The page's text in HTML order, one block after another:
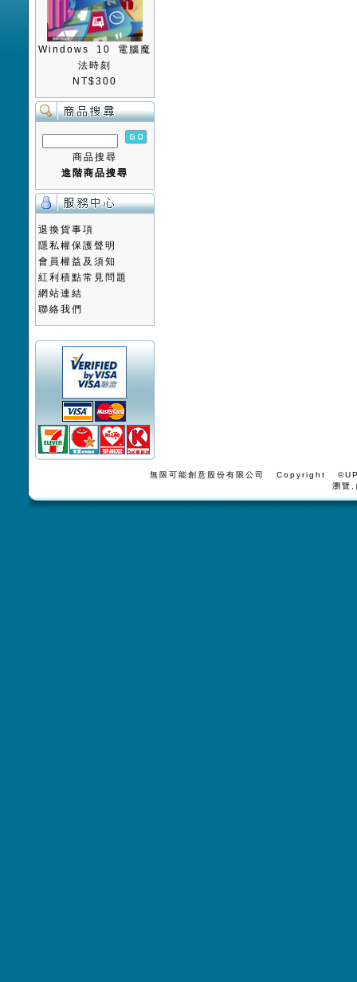
Windows 10 電腦魔
法時刻
NT$300
商品搜尋
進階商品搜尋
退換貨事項
隱私權保護聲明
會員權益及須知
紅利積點常見問題
網站連結
聯絡我們
無限可能創意股份有限公司 Copyright
瀏